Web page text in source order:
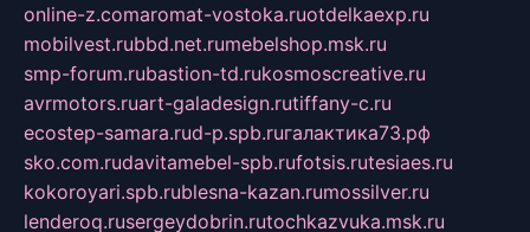
online-z.comaromat-vostoka.ruotdelkaexp.ru
mobilvest.rubbd.net.rumebelshop.msk.ru
smp-forum.rubastion-td.rukosmoscreative.ru
avrmotors.ruart-galadesign.rutiffany-c.ru
ecostep-samara.rud-p.spb.ruгалактика73.рф
sko.com.rudavitamebel-spb.rufotsis.rutesiaes.ru
kokoroyari.spb.rublesna-kazan.rumossilver.ru
lenderoq.rusergeydobrin.rutochkazvuka.msk.ru